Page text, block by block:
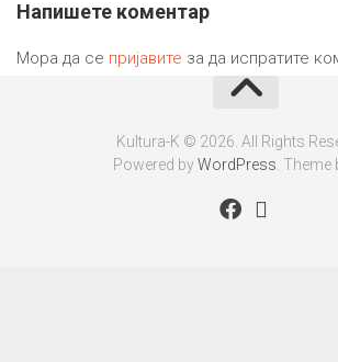
Напишете коментар
Мора да се пријавите за да испратите
Kultura-K © 2026. All Rights
Powered byWordPress. Theme